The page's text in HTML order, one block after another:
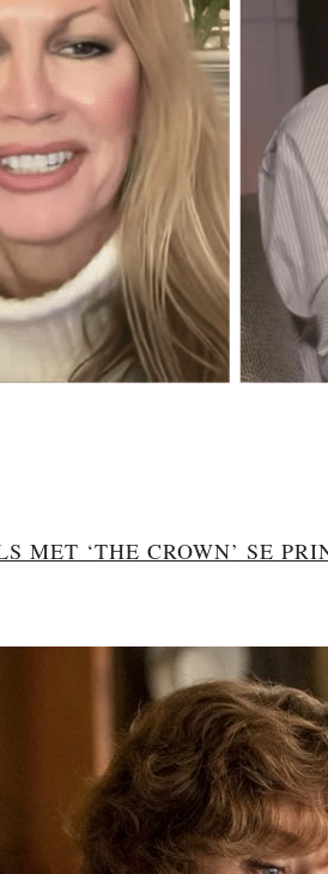
MET ‘THE CROWN’ SE